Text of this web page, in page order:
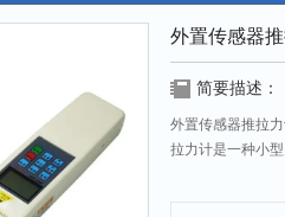
外置传感器
简要描述：
外置传感器推拉
拉力计是一种小